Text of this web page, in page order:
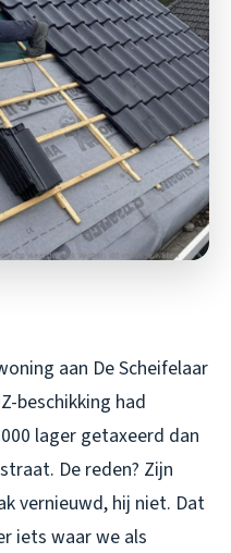
aan De Scheifelaar
beschikking had
lager getaxeerd dan
De reden? Zijn
vernieuwd, hij niet. Dat
iets waar we als